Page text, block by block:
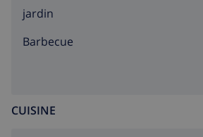
jardin
barbecue
CUISINE